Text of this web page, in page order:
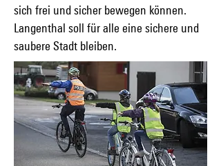
sich frei und sicher bewegen können.
Langenthal soll für alle eine sichere und
saubere Stadt bleiben.